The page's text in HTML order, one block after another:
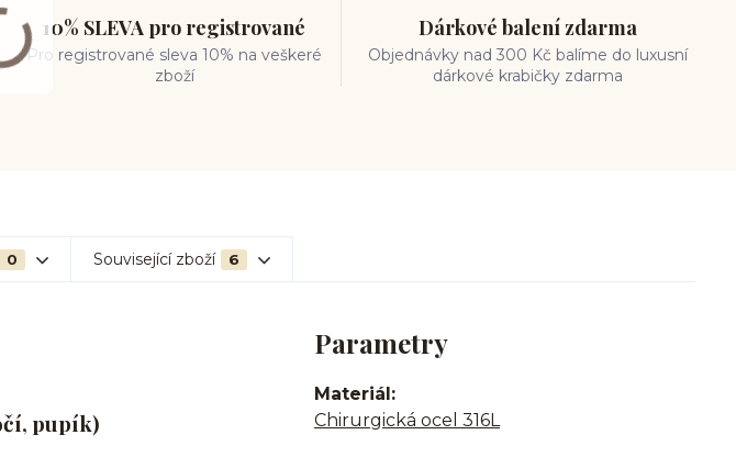
10% SLEVA pro registrované
Pro registrované sleva 10% na veškeré
zboží
Dárkové balení zdarma
Objednávky nad 300 Kč balíme do luxusní
dárkové krabičky zdarma
0 Související zboží 6
pupík)
Parametry
Materiál
Chirurgická ocel 316L